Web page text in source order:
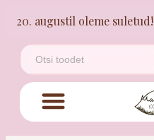
20. augustil oleme suletud!